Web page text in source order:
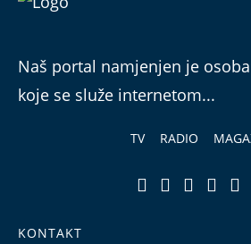
Naš portal namjenjen je
koje se služe internetom...
TV RADIO
KONTAKT